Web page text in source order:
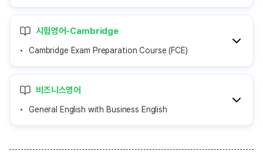
시험영어-Cambridge
Cambridge Exam Preparation Course (FCE)
비즈니스영어
General English with Business English